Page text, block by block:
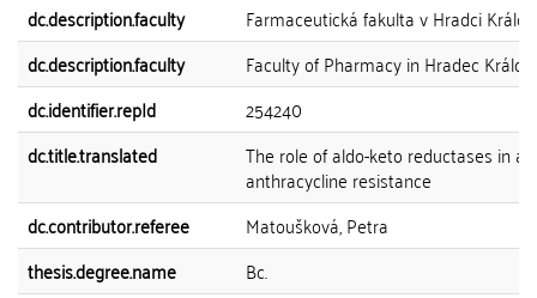
dc.description.faculty
Farmaceutická fakulta v Hradci
dc.description.faculty
Faculty of Pharmacy in Hradec
dc.identifier.repId
254240
dc.title.translated
The role of aldo-keto reductases in an
anthracycline resistance
dc.contributor.referee
Matoušková, Petra
thesis.degree.name
Bc.